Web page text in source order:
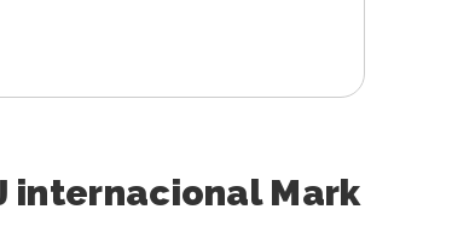
internacional Mark